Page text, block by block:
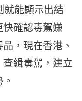
就能顯示出結
確認毒駕嫌
，現在香港、
緝毒駕，建立